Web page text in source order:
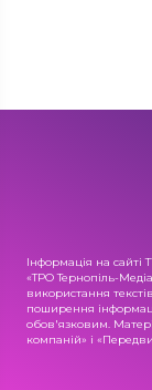
Інформація на сайті
«ТРО Тернопіль-
використання
поширення
обов'язковим.
компаній» і